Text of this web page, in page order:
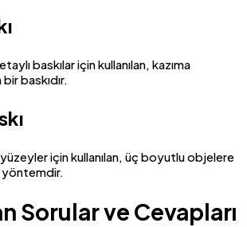
baskılar için kullanılan, kazıma
baskıdır.
için kullanılan, üç boyutlu objelere
yöntemdir.
Sorular ve Cevapları